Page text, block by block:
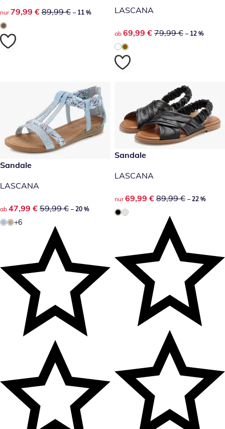
reduzierter Preis 79,99 €, vorheriger Preis: 89,99 €
nur 79,99 € 89,99 € – 11 % LASCANA
reduzierter Preis 69,99 €,
ab 69,99 € 79,99 € – 12 %
reduzierter Preis 47,99 €, vorheriger Preis: 59,99 €
-20 %
Sandale
LASCANA
reduzierter Preis 47,99 €, vorheriger Preis: 59,99 €
ab 47,99 € 59,99 € – 20 %
+6
reduzierter Preis 69,99 €,
-22 %
Sandale
LASCANA
reduzierter Preis 69,99 €,
nur 69,99 € 89,99 € – 22 %